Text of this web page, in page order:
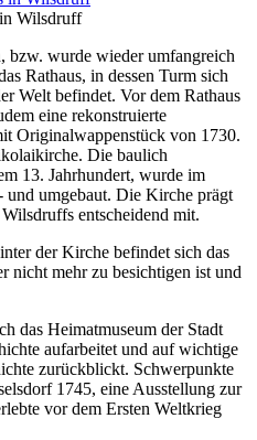
Wilsdruff
bzw. wurde wieder umfangreich
Rathaus, in dessen Turm sich
Welt befindet. Vor dem Rathaus
eine rekonstruierte
Originalwappenstück von 1730.
Die baulich
13. Jahrhundert, wurde im
und umgebaut. Die Kirche prägt
entscheidend mit.
der Kirche befindet sich das
nicht mehr zu besichtigen ist und
das Heimatmuseum der Stadt
aufarbeitet und auf wichtige
zurückblickt. Schwerpunkte
1745, eine Ausstellung zur
vor dem Ersten Weltkrieg